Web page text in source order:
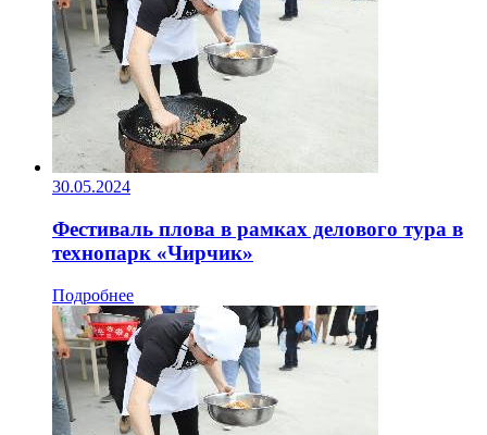
30.05.2024
Фестиваль плова в рамках делового тура в
технопарк «Чирчик»
Подробнее